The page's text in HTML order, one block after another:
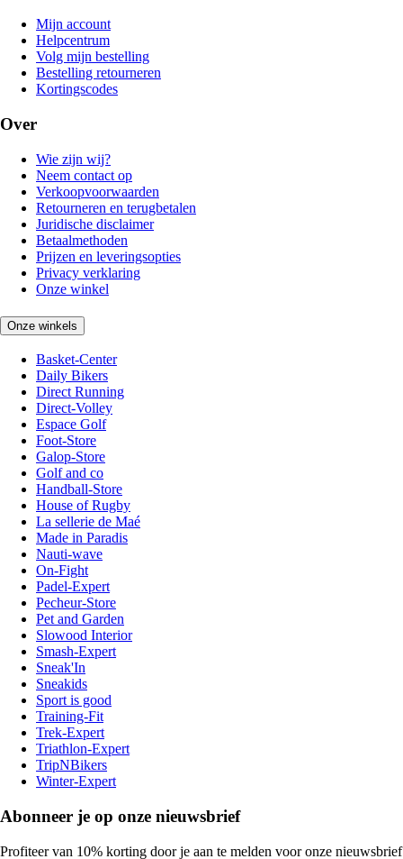
Mijn account
Helpcentrum
Volg mijn bestelling
Bestelling retourneren
Kortingscodes
Over
Wie zijn wij?
Neem contact op
Verkoopvoorwaarden
Retourneren en terugbetalen
Juridische disclaimer
Betaalmethoden
Prijzen en leveringsopties
Privacy verklaring
Onze winkel
Onze winkels
Basket-Center
Daily Bikers
Direct Running
Direct-Volley
Espace Golf
Foot-Store
Galop-Store
Golf and co
Handball-Store
House of Rugby
La sellerie de Maé
Made in Paradis
Nauti-wave
On-Fight
Padel-Expert
Pecheur-Store
Pet and Garden
Slowood Interior
Smash-Expert
Sneak'In
Sneakids
Sport is good
Training-Fit
Trek-Expert
Triathlon-Expert
TripNBikers
Winter-Expert
Abonneer je op onze nieuwsbrief
Profiteer van 10% korting door je aan te melden voor onze nieuwsbrief